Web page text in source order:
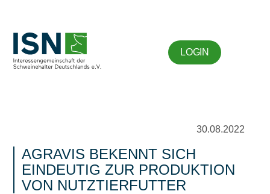
LOGIN
30.08.2022
AGRAVIS BEKENNT SICH
EINDEUTIG ZUR PRODUKTION
VON NUTZTIERFUTTER